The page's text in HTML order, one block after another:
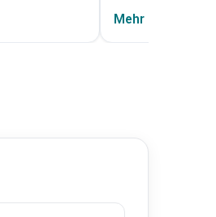
Mehr erfahren →